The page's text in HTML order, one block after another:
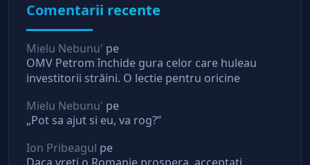
Comentarii recente
Mielu Nebunu' pe
OMV Petrom închide gura celor care huleau
investitorii străini. O lectie pentru oricine
Mielu Nebunu' pe
„Pot sa ajut si eu, va rog?”
Ion Pribeagul pe